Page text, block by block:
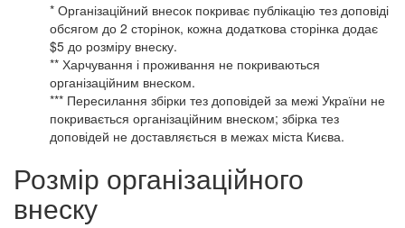
* Організаційний внесок покриває публікацію тез доповіді
обсягом до 2 сторінок, кожна додаткова сторінка додає
$5 до розміру внеску.
** Харчування і проживання не покриваються
організаційним внеском.
*** Пересилання збірки тез доповідей за межі України не
покривається організаційним внеском; збірка тез
доповідей не доставляється в межах міста Києва.
Розмір організаційного
внеску